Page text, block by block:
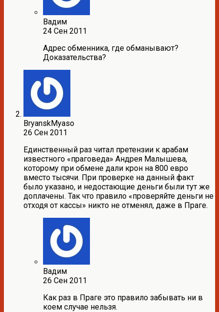
Вадим
24 Сен 2011
Адрес обменника, где обманывают?
Доказательства?
BryanskMyaso
26 Сен 2011
Единственный раз читал претензии к арабам
известного «праговеда» Андрея Малышева,
которому при обмене дали крон на 800 евро
вместо тысячи. При проверке на данный факт
было указано, и недостающие деньги были тут же
доплачены. Так что правило «проверяйте деньги не
отходя от кассы» никто не отменял, даже в Праге.
Вадим
26 Сен 2011
Как раз в Праге это правило забывать ни в
коем случае нельзя.